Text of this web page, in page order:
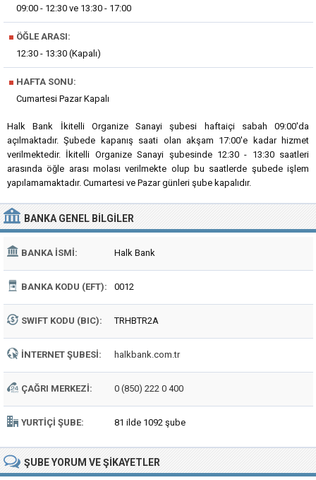
09:00 - 12:30 ve 13:30 - 17:00
■ ÖĞLE ARASI:
12:30 - 13:30 (Kapalı)
■ HAFTA SONU:
Cumartesi Pazar Kapalı
Halk Bank İkitelli Organize Sanayi şubesi haftaiçi sabah 09:00'da
açılmaktadır. Şubede kapanış saati olan akşam 17:00'e kadar hizmet
verilmektedir. İkitelli Organize Sanayi şubesinde 12:30 - 13:30 saatleri
arasında öğle arası molası verilmekte olup bu saatlerde şubede işlem
yapılamamaktadır. Cumartesi ve Pazar günleri şube kapalıdır.
BANKA GENEL BILGILER
BANKA İSMI: Halk Bank
BANKA KODU (EFT): 0012
SWIFT KODU (BIC): TRHBTR2A
İNTERNET ŞUBESI: halkbank.com.tr
ÇAĞRI MERKEZI: 0 (850) 222 0 400
YURTIÇI ŞUBE: 81 ilde 1092 şube
ŞUBEYORUM VE ŞIKAYETLER